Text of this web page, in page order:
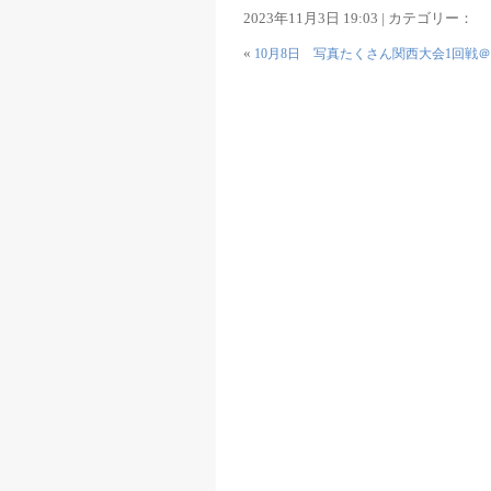
2023年11月3日 19:03 | カテゴリー：
« 10月8日 写真たくさん関西大会1回戦